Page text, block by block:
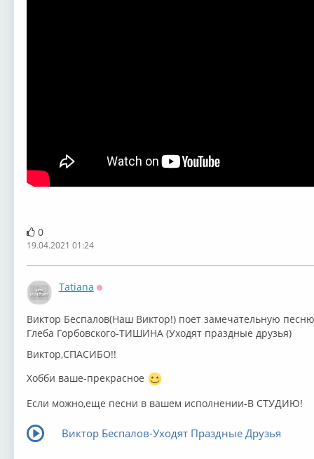
0
19.04.2021 01:24
Tatiana
Виктор Беспалов(Наш Виктор!) поет замечательную
Глеба Горбовского-ТИШИНА (Уходят праздные друзья)
Виктор,СПАСИБО!!
Хобби ваше-прекрасное
Если можно,еще песни в вашем исполнении-В СТУДИЮ!
Виктор Беспалов-Уходят Праздные Друзья